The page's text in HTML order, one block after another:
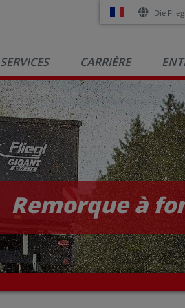
Die
SERVICES CARRIÈRE
Remorque à